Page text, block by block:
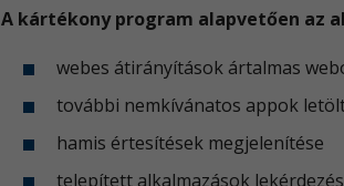
A kártékony program alapvetően az
webes átirányítások ártalmas
további nemkívánatos appok
hamis értesítések megjelenítése
telepített alkalmazások